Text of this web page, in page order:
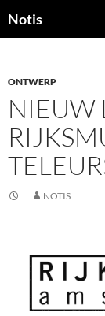
Notis
INHOUD
ONTWERP
NIEUW
NOTIS